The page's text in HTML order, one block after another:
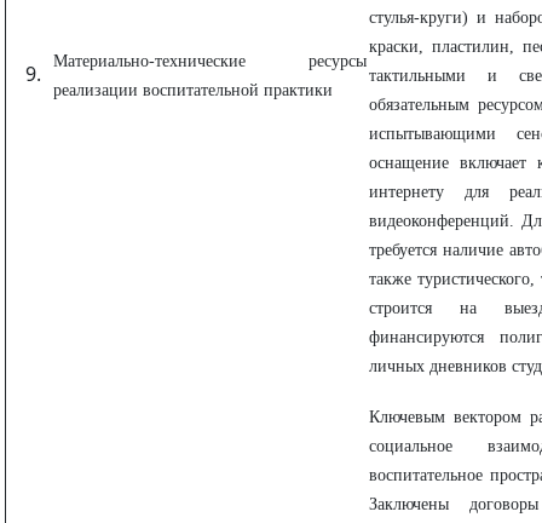
Материально-технические ресурсы
реализации воспитательной практики
стулья-круги) и
краски, пластилин,
тактильными и
обязательным
испытывающими
оснащение включает
интернету для
видеоконференций.
требуется наличие
также туристического,
строится на
финансируются
личных дневников
Ключевым вектором
социальное
воспитательное
Заключены